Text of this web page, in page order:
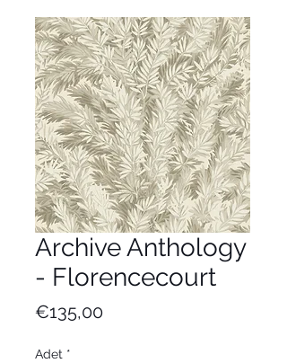
Archive Anthology
- Florencecourt
€135,00Fiyat
Adet *